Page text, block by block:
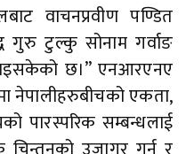
वाचनप्रवीण पण्डित
गुरु टुल्कु सोनाम गर्वाङ
भइसकेको छ।” एनआरएनए
नेपालीहरुबीचको एकता,
पारस्परिक सम्बन्धलाई